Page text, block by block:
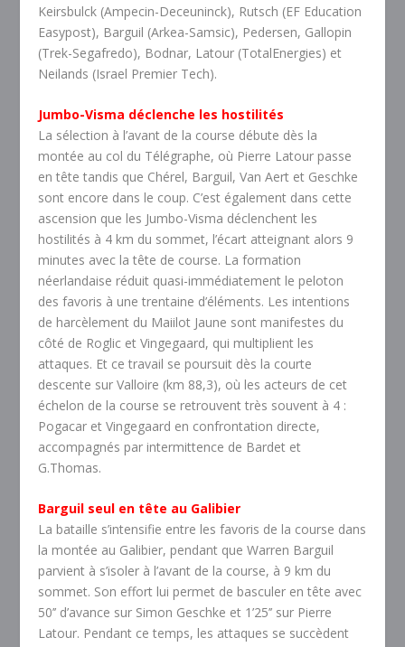
Keirsbulck (Ampecin-Deceuninck), Rutsch (EF Education
Easypost), Barguil (Arkea-Samsic), Pedersen, Gallopin
(Trek-Segafredo), Bodnar, Latour (TotalEnergies) et
Neilands (Israel Premier Tech).
Jumbo-Visma déclenche les hostilités
La sélection à l’avant de la course débute dès la
montée au col du Télégraphe, où Pierre Latour passe
en tête tandis que Chérel, Barguil, Van Aert et Geschke
sont encore dans le coup. C’est également dans cette
ascension que les Jumbo-Visma déclenchent les
hostilités à 4 km du sommet, l’écart atteignant alors 9
minutes avec la tête de course. La formation
néerlandaise réduit quasi-immédiatement le peloton
des favoris à une trentaine d’éléments. Les intentions
de harcèlement du Maiilot Jaune sont manifestes du
côté de Roglic et Vingegaard, qui multiplient les
attaques. Et ce travail se poursuit dès la courte
descente sur Valloire (km 88,3), où les acteurs de cet
échelon de la course se retrouvent très souvent à 4 :
Pogacar et Vingegaard en confrontation directe,
accompagnés par intermittence de Bardet et
G.Thomas.
Barguil seul en tête au Galibier
La bataille s’intensifie entre les favoris de la course dans
la montée au Galibier, pendant que Warren Barguil
parvient à s’isoler à l’avant de la course, à 9 km du
sommet. Son effort lui permet de basculer en tête avec
50’’ d’avance sur Simon Geschke et 1’25’’ sur Pierre
Latour. Pendant ce temps, les attaques se succèdent